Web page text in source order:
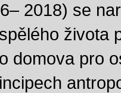
2018) se
života
domova pro